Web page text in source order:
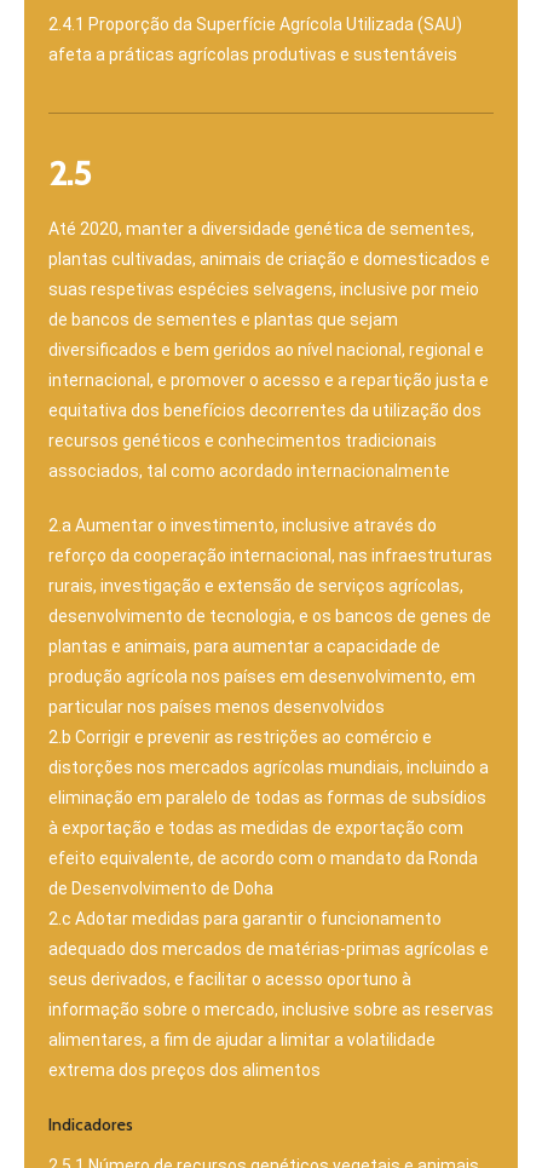
2.4.1 Proporção da Superfície Agrícola Utilizada (SAU)
afeta a práticas agrícolas produtivas e sustentáveis
2.5
Até 2020, manter a diversidade genética de sementes,
plantas cultivadas, animais de criação e domesticados e
suas respetivas espécies selvagens, inclusive por meio
de bancos de sementes e plantas que sejam
diversificados e bem geridos ao nível nacional, regional e
internacional, e promover o acesso e a repartição justa e
equitativa dos benefícios decorrentes da utilização dos
recursos genéticos e conhecimentos tradicionais
associados, tal como acordado internacionalmente
2.a Aumentar o investimento, inclusive através do
reforço da cooperação internacional, nas infraestruturas
rurais, investigação e extensão de serviços agrícolas,
desenvolvimento de tecnologia, e os bancos de genes de
plantas e animais, para aumentar a capacidade de
produção agrícola nos países em desenvolvimento, em
particular nos países menos desenvolvidos
2.b Corrigir e prevenir as restrições ao comércio e
distorções nos mercados agrícolas mundiais, incluindo a
eliminação em paralelo de todas as formas de subsídios
à exportação e todas as medidas de exportação com
efeito equivalente, de acordo com o mandato da Ronda
de Desenvolvimento de Doha
2.c Adotar medidas para garantir o funcionamento
adequado dos mercados de matérias-primas agrícolas e
seus derivados, e facilitar o acesso oportuno à
informação sobre o mercado, inclusive sobre as reservas
alimentares, a fim de ajudar a limitar a volatilidade
extrema dos preços dos alimentos
Indicadores